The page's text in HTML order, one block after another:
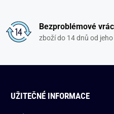
Bezproblémové
zboží do 14 dnů od
UŽITEČNÉ INFORMACE